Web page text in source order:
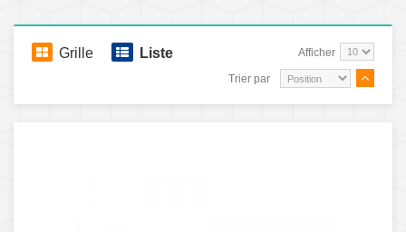
Grille Liste Afficher
Trier par